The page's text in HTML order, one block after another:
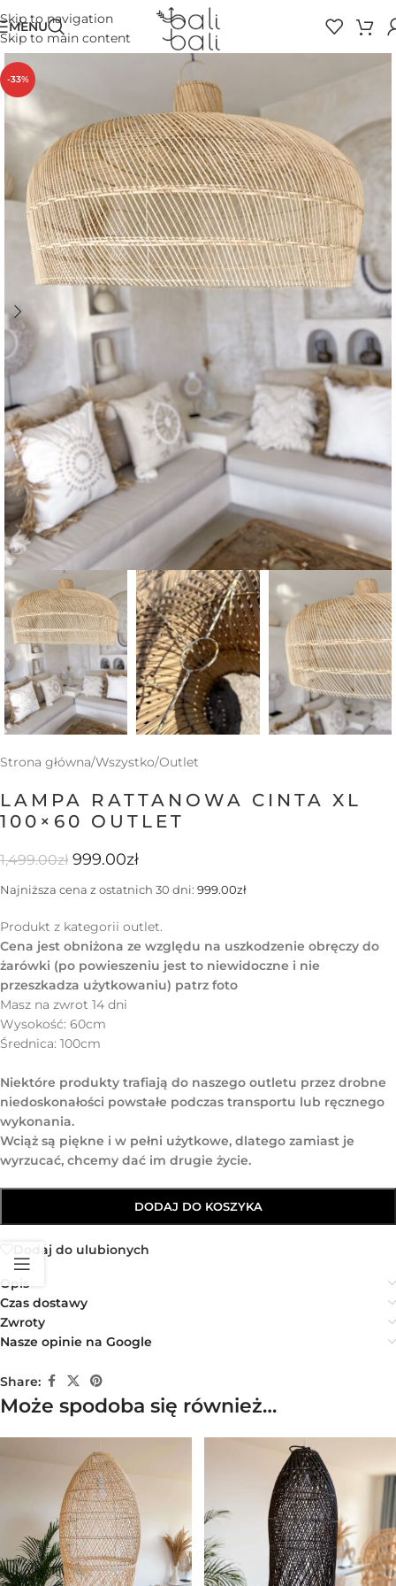
Skip to navigation
Skip to main content
MENU
-33%
Strona główna/Wszystko/Outlet
LAMPA RATTANOWA CINTA XL
100×60 OUTLET
1,499.00zł 999.00zł
Najniższa cena z ostatnich 30 dni: 999.00zł
Produkt z kategorii outlet.
Cena jest obniżona ze względu na uszkodzenie obręczy do
żarówki (po powieszeniu jest to niewidoczne i nie
przeszkadza użytkowaniu) patrz foto
Masz na zwrot 14 dni
Wysokość: 60cm
Średnica: 100cm
Niektóre produkty trafiają do naszego outletu przez drobne
niedoskonałości powstałe podczas transportu lub ręcznego
wykonania.
Wciąż są piękne i w pełni użytkowe, dlatego zamiast je
wyrzucać, chcemy dać im drugie życie.
DODAJ DO KOSZYKA
Dodaj do ulubionych
Opis
Czas dostawy
Zwroty
Nasze opinie na Google
Share:
Może spodoba się również…